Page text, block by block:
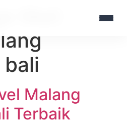
tiket
bali
Malang
Terbaik